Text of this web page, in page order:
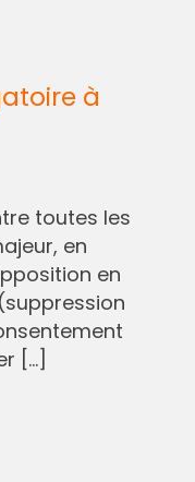
à
toutes les
en
en
[…]